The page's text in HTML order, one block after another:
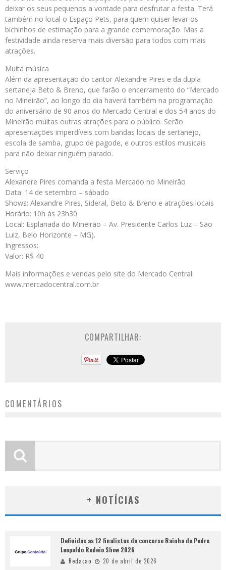
deixar os seus pequenos a vontade para desfrutar a festa. Terá
também no local o Espaço Pets, para quem quiser levar os
bichinhos de estimação para a grande comemoração. Mas a
festividade ainda reserva mais diversão para todos com mais
atrações.
Muita música
Além da apresentação do cantor Alexandre Pires e da dupla
sertaneja Beto & Breno, que farão o encerramento do “Mercado
no Mineirão”, ao longo do dia haverá também na programação
do aniversário de 90 anos do Mercado Central e dos 54 anos do
Mineirão muitas outras atrações para o público. Serão
apresentações imperdíveis com bandas locais de sertanejo,
escola de samba, grupo de pagode, e outros estilos musicais
para não deixar ninguém parado.
Serviço
Alexandre Pires comanda a festa Mercado no Mineirão
Data: 14 de setembro – sábado
Shows: Alexandre Pires, Sideral, Beto & Breno e atrações locais
Horário: 10h às 23h30
Local: Esplanada do Mineirão – Av. Presidente Carlos Luz – São
Luiz, Belo Horizonte – MG).
Ingressos:
Valor: R$ 40
Mais informações e vendas pelo site do Mercado Central:
www.mercadocentral.com.br
COMPARTILHAR:
COMENTÁRIOS
+ NOTÍCIAS
Definidas as 12 finalistas do concurso Rainha do Pedro
Leopoldo Rodeio Show 2026
Redacao 20 de abril de 2026